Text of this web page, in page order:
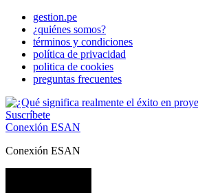
gestion.pe
¿quiénes somos?
términos y condiciones
política de privacidad
politica de cookies
preguntas frecuentes
Suscríbete
Conexión ESAN
Conexión ESAN